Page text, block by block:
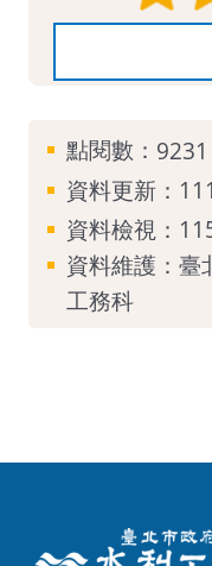
點閱數： 9231
資料更新：
資料檢視：
資料維護：臺
工務科